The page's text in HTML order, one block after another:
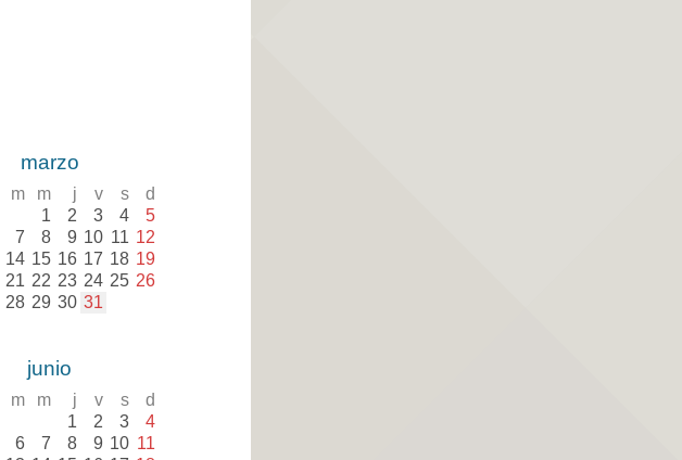
marzo
m m j v s d
1 2 3 4 5
7 8 9 10 11 12
14 15 16 17 18 19
21 22 23 24 25 26
28 29 30 31
junio
m m j v s d
1 2 3 4
6 7 8 9 10 11